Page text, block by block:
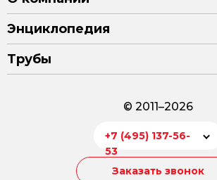
Энциклопедия
Трубы
© 2011–2026
+7 (495) 137-56-
53
Заказать звонок